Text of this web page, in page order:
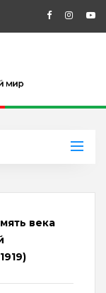
века